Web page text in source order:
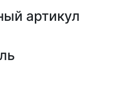
артикул